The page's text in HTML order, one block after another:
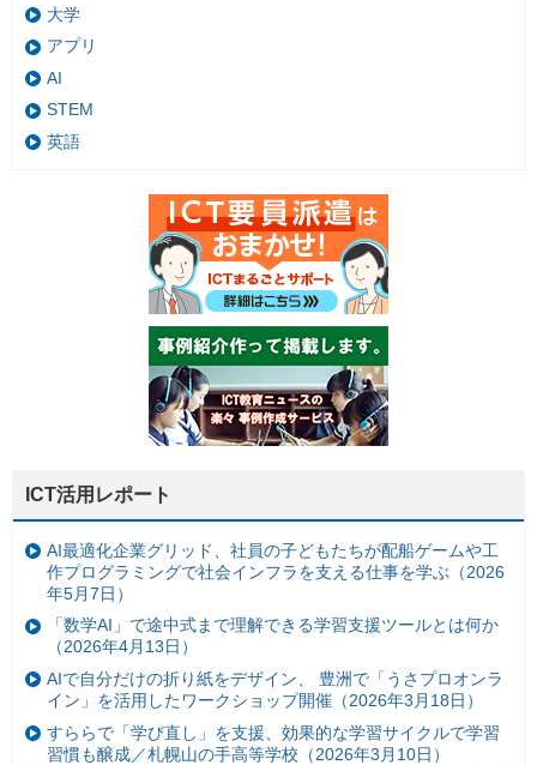
大学
アプリ
AI
STEM
英語
ICT活用レポート
AI最適化企業グリッド、社員の子どもたちが配船ゲームや工
作プログラミングで社会インフラを支える仕事を学ぶ（2026
年5月7日）
「数学AI」で途中式まで理解できる学習支援ツールとは何か
（2026年4月13日）
AIで自分だけの折り紙をデザイン、 豊洲で「うさプロオンラ
イン」を活用したワークショップ開催（2026年3月18日）
すららで「学び直し」を支援、効果的な学習サイクルで学習
習慣も醸成／札幌山の手高等学校（2026年3月10日）